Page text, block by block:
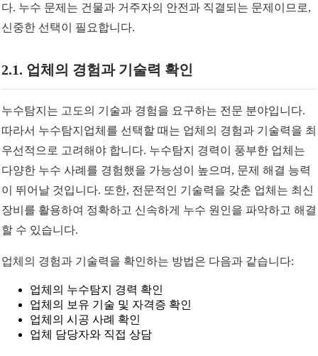
다. 누수 문제는 건물과 거주자의 안전과 직결되는 문제이므로,
신중한 선택이 필요합니다.
2.1. 업체의 경험과 기술력 확인
누수탐지는 고도의 기술과 경험을 요구하는 전문 분야입니다.
따라서 누수탐지업체를 선택할 때는 업체의 경험과 기술력을 최
우선적으로 고려해야 합니다. 누수탐지 경력이 풍부한 업체는
다양한 누수 사례를 경험했을 가능성이 높으며, 문제 해결 능력
이 뛰어날 것입니다. 또한, 전문적인 기술력을 갖춘 업체는 최신
장비를 활용하여 정확하고 신속하게 누수 원인을 파악하고 해결
할 수 있습니다.
업체의 경험과 기술력을 확인하는 방법은 다음과 같습니다:
업체의 누수탐지 경력 확인
업체의 보유 기술 및 자격증 확인
업체의 시공 사례 확인
업체 담당자와 직접 상담